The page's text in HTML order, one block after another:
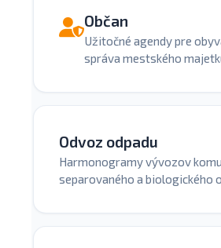
Občan
Užitočné agendy pre
správa mestského
Odvoz odpadu
Harmonogramy vývozov
separovaného a biologického